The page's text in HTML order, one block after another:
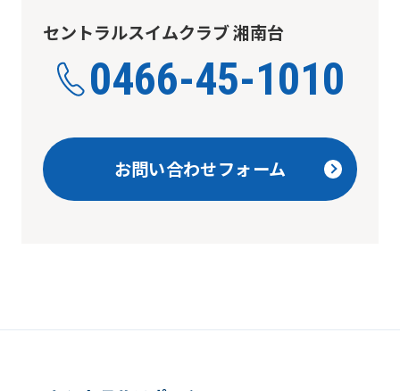
セントラルスイムクラブ 湘南台
0466-45-1010
お問い合わせフォーム
use
an
automatic
the
Japanese